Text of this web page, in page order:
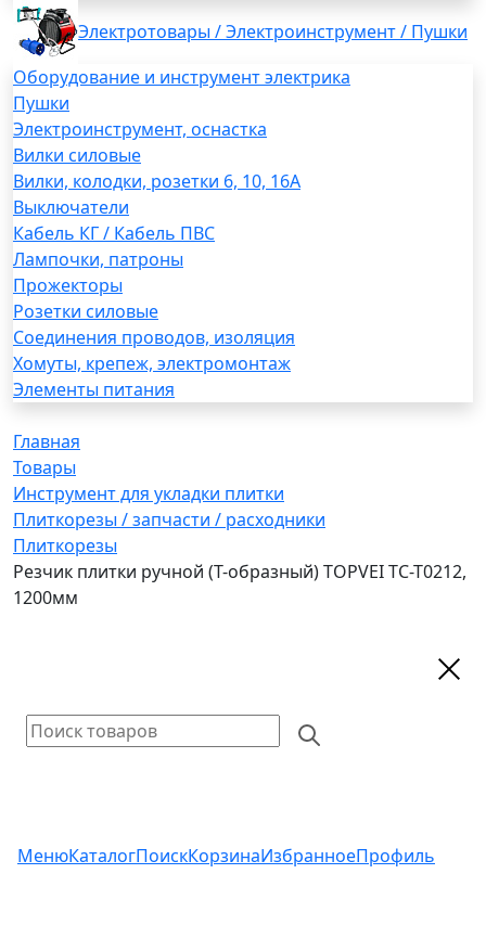
Электротовары / Электроинструмент / Пушки
Оборудование и инструмент электрика
Пушки
Электроинструмент, оснастка
Вилки силовые
Вилки, колодки, розетки 6, 10, 16А
Выключатели
Кабель КГ / Кабель ПВС
Лампочки, патроны
Прожекторы
Розетки силовые
Соединения проводов, изоляция
Хомуты, крепеж, электромонтаж
Элементы питания
Главная
Товары
Инструмент для укладки плитки
Плиткорезы / запчасти / расходники
Плиткорезы
Резчик плитки ручной (Т-образный) TOPVEI ТС-Т0212,
1200мм
МенюКаталогПоискКорзинаИзбранноеПрофиль